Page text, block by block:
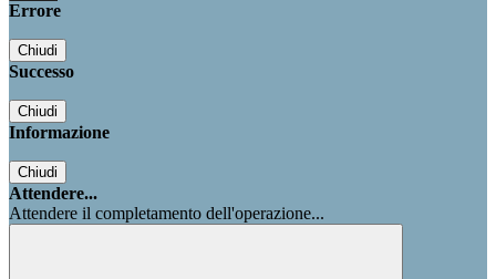
Errore
Chiudi
Successo
Chiudi
Informazione
Chiudi
Attendere...
Attendere il completamento dell'operazione...